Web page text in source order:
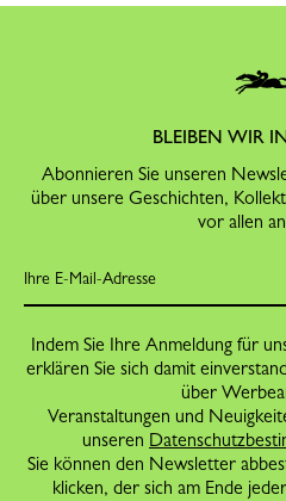
BLEIBEN WIR
Abonnieren Sie unseren
über unsere Geschichten,
vor allen
Indem Sie Ihre Anmeldung für
erklären Sie sich damit
über
Veranstaltungen und
unseren
Sie können den Newsletter
klicken, der sich am Ende